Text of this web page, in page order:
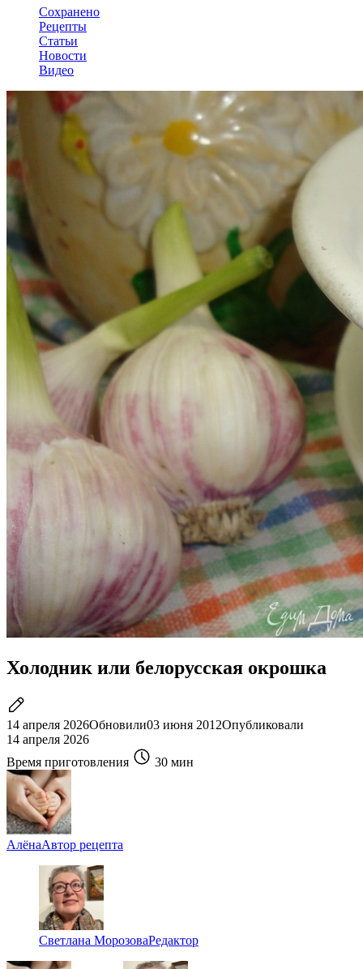
Сохранено
Рецепты
Статьи
Новости
Видео
Холодник или белорусская окрошка
14 апреля 2026Обновили03 июня 2012Опубликовали
14 апреля 2026
Время приготовления
30 мин
АлёнаАвтор рецепта
Светлана МорозоваРедактор